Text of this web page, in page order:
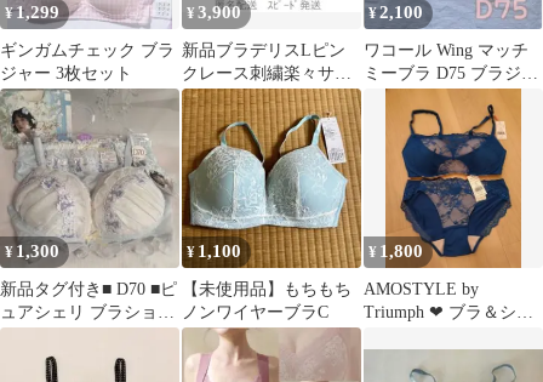
¥1,299
ギンガムチェック ブラ
ジャー 3枚セット
¥3,900
新品ブラデリスLピン
クレース刺繍楽々サイ
ド細みえフロントファ
スナーブラバスト補正
¥2,100
ワコール Wing マッチ
ミーブラ D75 ブラジャ
ー ウイング PI
¥1,300
新品タグ付き■ D70 ■ピ
ュアシェリ ブラショー
白 水色 フリルたっぷり
¥ 1,100
【未使用品】もちもち
ノンワイヤーブラC
¥ 1,800
AMOSTYLE by
Triumph ❤ ブラ＆ショ